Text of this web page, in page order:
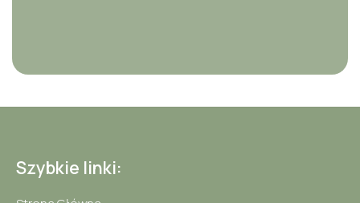
Szybkie linki: